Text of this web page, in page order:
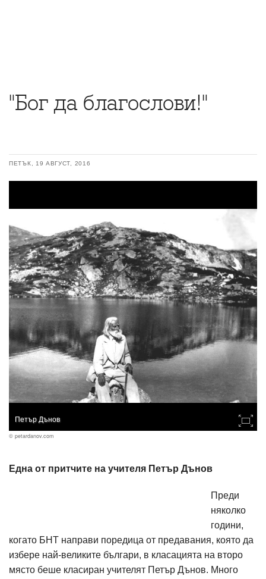
"Бог да благослови!"
ПЕТЪК, 19 АВГУСТ, 2016
Петър Дънов
© petardanov.com
Една от притчите на учителя Петър Дънов
Преди
няколко
години,
когато БНТ направи поредица от предавания, която да
избере най-великите българи, в класацията на второ
място беше класиран учителят Петър Дънов. Много